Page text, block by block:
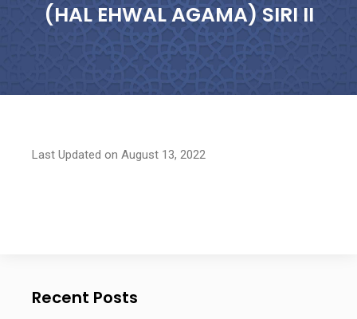
(HAL EHWAL AGAMA) SIRI II
Last Updated on August 13, 2022
Recent Posts